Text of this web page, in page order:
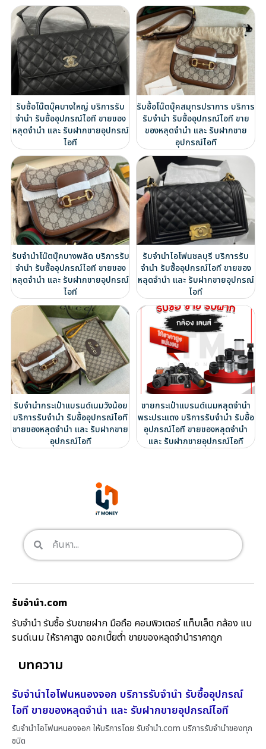
รับซื้อโน๊ตบุ๊คบางใหญ่ บริการรับ
จำนำ รับซื้ออุปกรณ์ไอที ขายของ
หลุดจำนำ และ รับฝากขายอุปกรณ์
ไอที
รับซื้อโน๊ตบุ๊คสมุทรปราการ บริการ
รับจำนำ รับซื้ออุปกรณ์ไอที ขาย
ของหลุดจำนำ และ รับฝากขาย
อุปกรณ์ไอที
รับจำนำโน๊ตบุ๊คบางพลัด บริการรับ
จำนำ รับซื้ออุปกรณ์ไอที ขายของ
หลุดจำนำ และ รับฝากขายอุปกรณ์
ไอที
รับจำนำไอโฟนชลบุรี บริการรับ
จำนำ รับซื้ออุปกรณ์ไอที ขายของ
หลุดจำนำ และ รับฝากขายอุปกรณ์
ไอที
รับจำนำกระเป๋าแบรนด์เนมวังน้อย
บริการรับจำนำ รับซื้ออุปกรณ์ไอที
ขายของหลุดจำนำ และ รับฝากขาย
อุปกรณ์ไอที
ขายกระเป๋าแบรนด์เนมหลุดจำนำ
พระประแดง บริการรับจำนำ รับซื้อ
อุปกรณ์ไอที ขายของหลุดจำนำ
และ รับฝากขายอุปกรณ์ไอที
รับจํานํา.com
รับจำนำ รับซื้อ รับขายฝาก มือถือ คอมพิวเตอร์ แท็บเล็ต กล้อง แบ
รนด์เนม ให้ราคาสูง ดอกเบี้ยต่ำ ขายของหลุดจำนำราคาถูก
บทความ
รับจำนำไอโฟนหนองจอก บริการรับจำนำ รับซื้ออุปกรณ์
ไอที ขายของหลุดจำนำ และ รับฝากขายอุปกรณ์ไอที
รับจำนำไอโฟนหนองจอก ให้บริการโดย รับจํานํา.com บริการรับจำนำของทุก
ชนิด